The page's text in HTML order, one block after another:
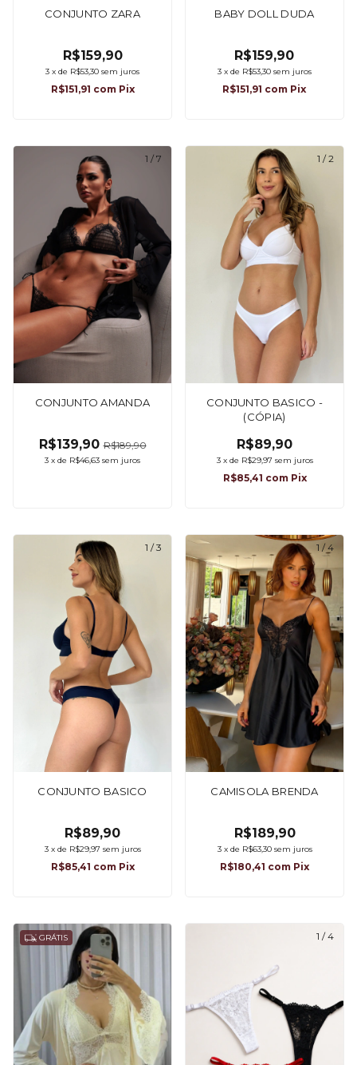
CONJUNTO ZARA
R$159,90
3 x de R$53,30 sem juros
R$151,91 com Pix
BABY DOLL DUDA
R$159,90
3 x de R$53,30 sem juros
R$151,91 com Pix
1 / 7
CONJUNTO AMANDA
R$139,90R$189,90
3 x de R$46,63 sem juros
1 /2
CONJUNTO BASICO -
(CÓPIA)
R$89,90
3 x de R$29,97 sem juros
R$85,41 com Pix
1 /3
CONJUNTO BASICO
R$89,90
3 x de R$29,97 sem juros
R$85,41 com Pix
1 /4
CAMISOLA BRENDA
R$189,90
3 x de R$63,30 sem juros
R$180,41 com Pix
GRÁTIS 1 /4